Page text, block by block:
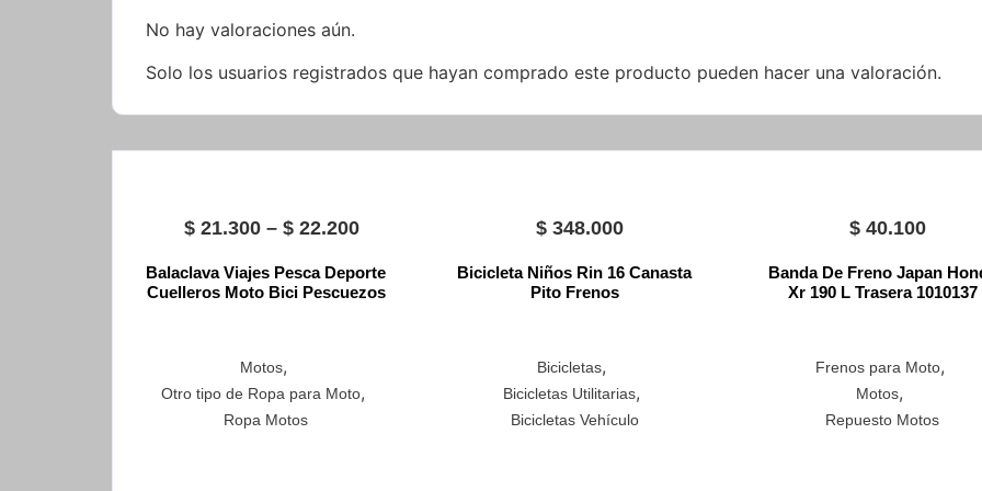
No hay valoraciones aún.
Solo los usuarios registrados que hayan comprado este producto pueden hacer una valoración.
$21.300 – $22.200Price
$ 21.300
Balaclava Viajes Pesca Deporte
Cuelleros Moto Bici Pescuezos
Motos,
Otro tipo de Ropa para Moto,
Ropa Motos
$ 348.000
Bicicleta Niños Rin 16 Canasta
Pito Frenos
Bicicletas,
Bicicletas Utilitarias,
Bicicletas Vehículo
$ 40.100
Banda De Freno Japan
Xr 190 L Trasera 1010137
Frenos para Moto,
Motos,
Repuesto Motos